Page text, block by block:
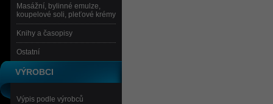
Masážní, bylinné emulze,
koupelové soli, pleťové krémy
Knihy a časopisy
Ostatní
VÝROBCI
Výpis podle výrobců